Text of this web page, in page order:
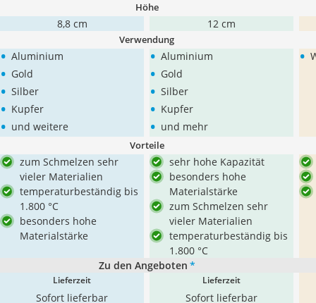
Höhe
8,8 cm 12 cm
Verwendung
• Aluminium
• Gold
• Silber
• Kupfer
• und weitere
• Aluminium
• Gold
• Silber
• Kupfer
• und mehr
•
Vorteile
zum Schmelzen sehr
vieler Materialien
temperaturbeständig bis
1.800 °C
besonders hohe
Materialstärke
sehr hohe Kapazität
besonders hohe
Materialstärke
zum Schmelzen sehr
vieler Materialien
temperaturbeständig bis
1.800 °C
Zu den Angeboten *
Lieferzeit
Sofort lieferbar
Lieferzeit
Sofort lieferbar